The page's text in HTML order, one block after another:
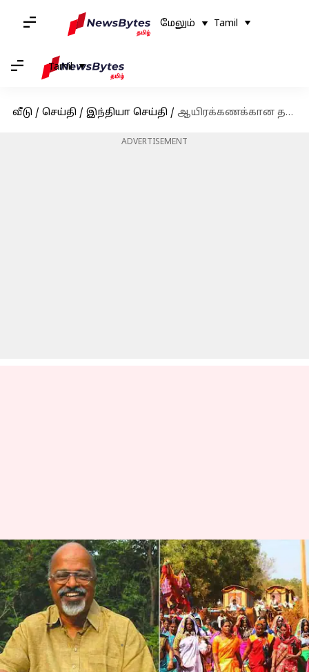
மேலும் Tamil
Tamil
வீடு / செய்தி / இந்தியா செய்தி / ஆயிரக்கணக்கான தலித் பெண்களுக்கு வாழ்வாதாரம் வழங்கிய 'சிறுதானிய மனிதர்'
ADVERTISEMENT
ஆயிரக்கணக்கான தலித்
பெண்களுக்கு
வாழ்வாதாரம் வழங்கிய
'சிறுதானிய மனிதர்'
எழுதியவர் Sindhuja SM Mar 26, 2023 11:00 am